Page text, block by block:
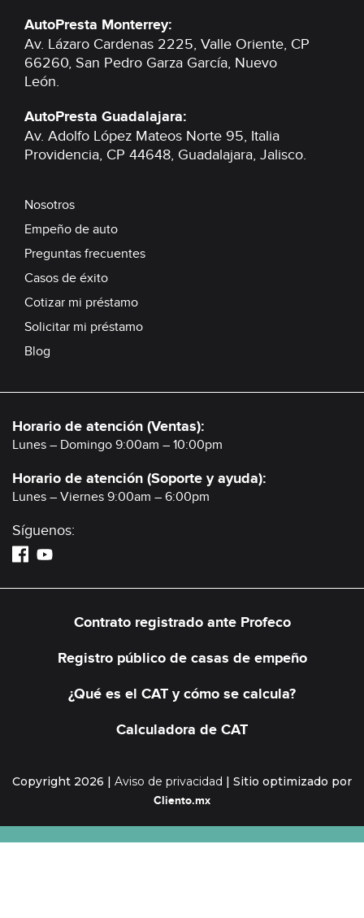
AutoPresta Monterrey:
Av. Lázaro Cardenas 2225, Valle Oriente, CP
66260, San Pedro Garza García, Nuevo
León.
AutoPresta Guadalajara:
Av. Adolfo López Mateos Norte 95, Italia
Providencia, CP 44648, Guadalajara, Jalisco.
Nosotros
Empeño de auto
Preguntas frecuentes
Casos de éxito
Cotizar mi préstamo
Solicitar mi préstamo
Blog
Horario de atención (Ventas):
Lunes – Domingo 9:00am – 10:00pm
Horario de atención (Soporte y ayuda):
Lunes – Viernes 9:00am – 6:00pm
Síguenos:
Contrato registrado ante Profeco
Registro público de casas de empeño
¿Qué es el CAT y cómo se calcula?
Calculadora de CAT
Copyright 2026 | Aviso de privacidad | Sitio optimizado por
Cliento.mx